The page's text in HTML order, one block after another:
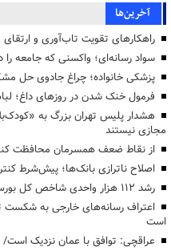
آخرین‌ها
راهکارهای تقویت تاب‌آوری و
سواد رسانه‌ای؛ واکسنی که جامعه
پزشکی خانواده؛ چراغ جادوی حل
فرمول خنک شدن در روزهای داغ؛
هشدار پلیس تهران بزرگ به
مجازی نیستند
از نقاط ضعف همسرمان محافظت
اصلاح ناترازی بانک‌ها؛ پیش‌شرط
رشد ۱۱۲ هزار واحدی شاخص کل بورس؛ فتح قله ۵.۵ میلیون واحدی
اعتراف رسانه‌های خارجی به شکست
است
عراقچی: توافق با عمان نزدیک است/ تکذیب سهم ۱۱